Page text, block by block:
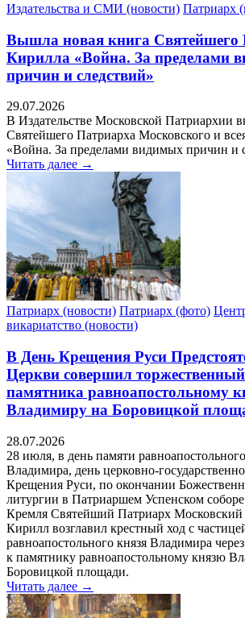
Издательства и СМИ (новости) Патриарх
Вышла новая книга Святейшего
Кирилла «Война. За пределами
причин и следствий»
29.07.2026
В Издательстве Московской Патриархии
Святейшего Патриарха Московского и
«Война. За пределами видимых причин и
Читать далее →
Патриарх (новости) Патриарх (фото)
викариатство (новости)
В День Крещения Руси
Церкви совершил
памятника равноапостольному
Владимиру на Боровицкой
28.07.2026
28 июля, в день памяти
Владимира, день церковно-
Крещения Руси, по окончании
литургии в Патриаршем Успенском
Кремля Святейший Патриарх Московский
Кирилл возглавил крестный ход c
равноапостольного князя Владимира
к памятнику равноапостольному князю
Боровицкой площади.
Читать далее →